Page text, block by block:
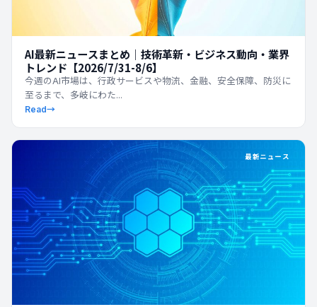
AI最新ニュースまとめ｜技術革新・ビジネス動向・業界
トレンド【2026/7/31-8/6】
今週のAI市場は、行政サービスや物流、金融、安全保障、防災に
至るまで、多岐にわた...
Read→
最新ニュース